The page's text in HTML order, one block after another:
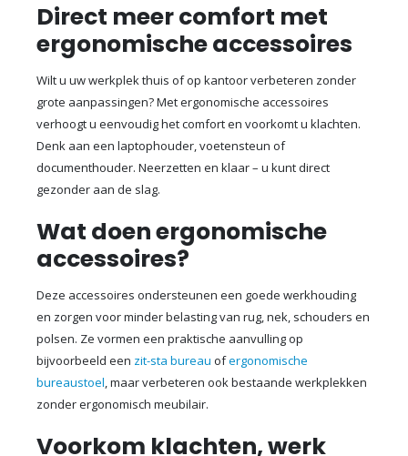
Direct meer comfort met
ergonomische accessoires
Wilt u uw werkplek thuis of op kantoor verbeteren zonder
grote aanpassingen? Met ergonomische accessoires
verhoogt u eenvoudig het comfort en voorkomt u klachten.
Denk aan een laptophouder, voetensteun of
documenthouder. Neerzetten en klaar – u kunt direct
gezonder aan de slag.
Wat doen ergonomische
accessoires?
Deze accessoires ondersteunen een goede werkhouding
en zorgen voor minder belasting van rug, nek, schouders en
polsen. Ze vormen een praktische aanvulling op
bijvoorbeeld een zit-sta bureau ofergonomische
bureaustoel, maar verbeteren ook bestaande werkplekken
zonder ergonomisch meubilair.
Voorkom klachten, werk